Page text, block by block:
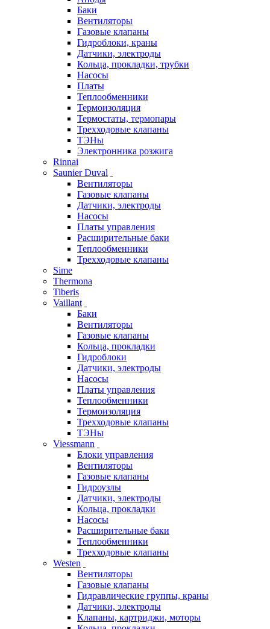
Баки
Вентиляторы
Газовые клапаны
Гидроблоки, краны
Датчики, электроды
Кольца, прокладки, трубки
Насосы
Платы
Теплообменники
Термоизоляция
Термостаты, термопары
Трехходовые клапаны
ТЭНы
Электронника розжига
Rinnai
Saunier Duval
Вентиляторы
Газовые клапаны
Датчики, электроды
Насосы
Платы управления
Расширительные баки
Теплообменники
Трехходовые клапаны
Sime
Thermona
Tiberis
Vaillant
Баки
Вентиляторы
Газовые клапаны
Кольца, прокладки
Гидроблоки
Датчики, электроды
Насосы
Платы управления
Теплообменники
Термоизоляция
Трехходовые клапаны
ТЭНы
Viessmann
Блоки управления
Вентиляторы
Газовые клапаны
Гидроузлы
Датчики, электроды
Кольца, прокладки
Насосы
Расширительные баки
Теплообменники
Трехходовые клапаны
Westen
Вентиляторы
Газовые клапаны
Гидравлические группы, краны
Датчики, электроды
Клапаны, картриджи, моторы